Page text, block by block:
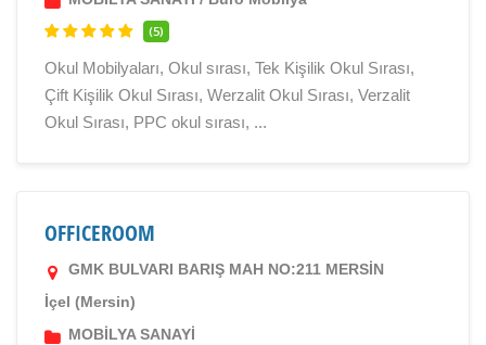
(5)
Okul Mobilyaları, Okul sırası, Tek Kişilik Okul Sırası,
Çift Kişilik Okul Sırası, Werzalit Okul Sırası, Verzalit
Okul Sırası, PPC okul sırası, ...
OFFICEROOM
GMK BULVARI BARIŞ MAH NO:211 MERSİN
İçel (Mersin)
MOBİLYA SANAYİ